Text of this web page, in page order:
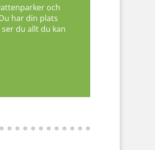
och
har din plats
du allt du kan